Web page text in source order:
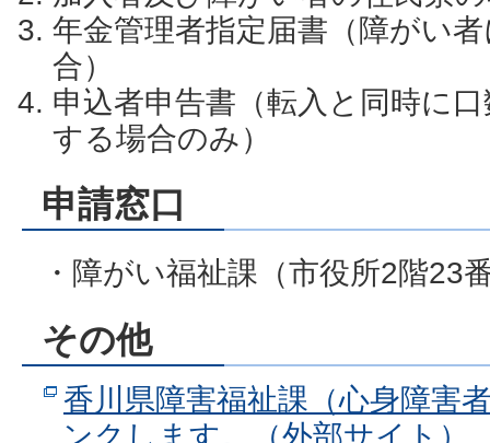
年金管理者指定届書（障がい
合）
申込者申告書（転入と同時に
する場合のみ）
申請窓口
・障がい福祉課（市役所2階23
その他
香川県障害福祉課（心身障害
ンクします。（外部サイト）